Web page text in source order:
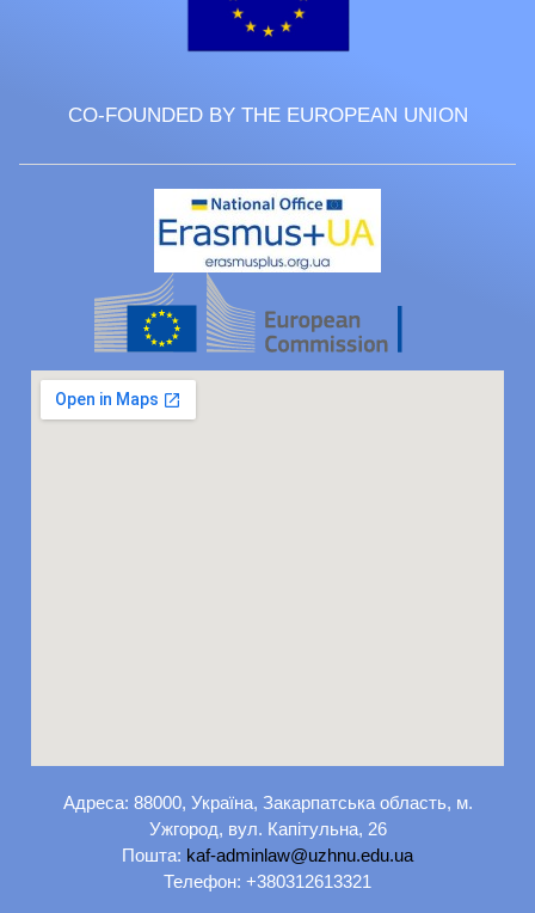
CO-FOUNDED BY THE EUROPEAN UNION
Адреса: 88000, Україна, Закарпатська область, м.
Ужгород, вул. Капітульна, 26
Пошта: kaf-adminlaw@uzhnu.edu.ua
Телефон: +380312613321